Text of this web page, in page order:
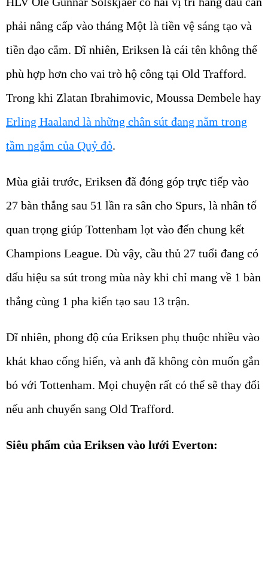
phải nâng cấp vào tháng Một là tiền vệ sáng tạo và
tiền đạo cắm. Dĩ nhiên, Eriksen là cái tên không thể
phù hợp hơn cho vai trò hộ công tại Old Trafford.
Trong khi Zlatan Ibrahimovic, Moussa Dembele hay
Erling Haaland là những chân sút đang nằm trong
tầm ngắm của Quỷ đỏ.
Mùa giải trước, Eriksen đã đóng góp trực tiếp vào
27 bàn thắng sau 51 lần ra sân cho Spurs, là nhân tố
quan trọng giúp Tottenham lọt vào đến chung kết
Champions League. Dù vậy, cầu thủ 27 tuổi đang có
dấu hiệu sa sút trong mùa này khi chỉ mang về 1 bàn
thắng cùng 1 pha kiến tạo sau 13 trận.
Dĩ nhiên, phong độ của Eriksen phụ thuộc nhiều vào
khát khao cống hiến, và anh đã không còn muốn gắn
bó với Tottenham. Mọi chuyện rất có thể sẽ thay đổi
nếu anh chuyển sang Old Trafford.
Siêu phẩm của Eriksen vào lưới Everton: